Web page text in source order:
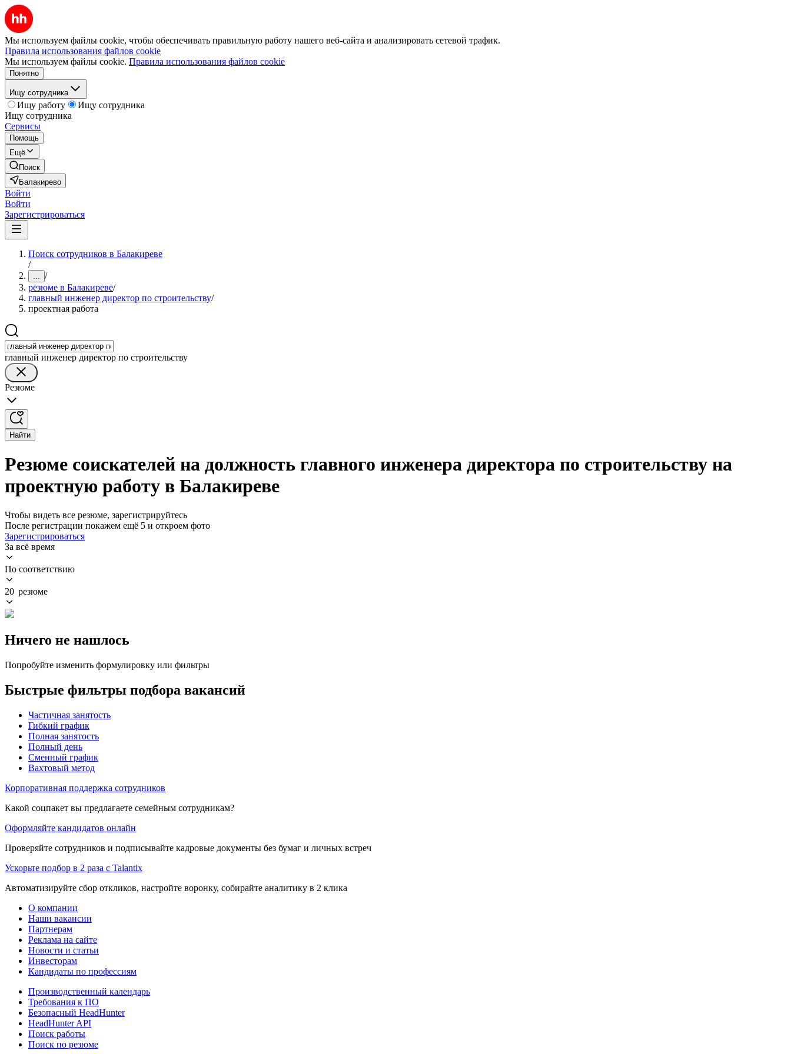
Мы используем файлы cookie, чтобы обеспечивать правильную работу нашего веб-сайта и анализировать сетевой трафик.
Правила использования файлов cookie
Мы используем файлы cookie. Правила использования файлов cookie
Понятно
Ищу сотрудника
Ищу работу
Ищу сотрудника
Ищу сотрудника
Сервисы
Помощь
Ещё
Поиск
Балакирево
Войти
Войти
Зарегистрироваться
Поиск сотрудников в Балакиреве
/
... /
резюме в Балакиреве/
главный инженер директор по строительству/
проектная работа
главный инженер директор по строительству
Резюме
Найти
Резюме соискателей на должность главного инженера директора по строительству на
проектную работу в Балакиреве
Чтобы видеть все резюме, зарегистрируйтесь
После регистрации покажем ещё 5 и откроем фото
Зарегистрироваться
За всё время
По соответствию
20 резюме
Ничего не нашлось
Попробуйте изменить формулировку или фильтры
Быстрые фильтры подбора вакансий
Частичная занятость
Гибкий график
Полная занятость
Полный день
Сменный график
Вахтовый метод
Корпоративная поддержка сотрудников
Какой соцпакет вы предлагаете семейным сотрудникам?
Оформляйте кандидатов онлайн
Проверяйте сотрудников и подписывайте кадровые документы без бумаг и личных встреч
Ускорьте подбор в 2 раза с Talantix
Автоматизируйте сбор откликов, настройте воронку, собирайте аналитику в 2 клика
О компании
Наши вакансии
Партнерам
Реклама на сайте
Новости и статьи
Инвесторам
Кандидаты по профессиям
Производственный календарь
Требования к ПО
Безопасный HeadHunter
HeadHunter API
Поиск работы
Поиск по резюме